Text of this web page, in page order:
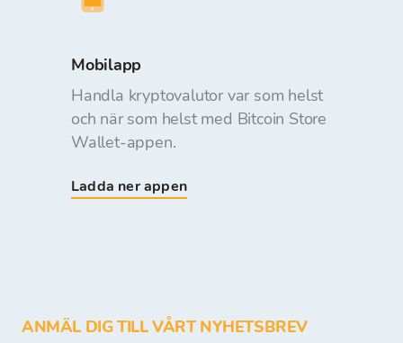
Mobilapp
Handla kryptovalutor var som helst
och när som helst med Bitcoin Store
Wallet-appen.
Ladda ner appen
ANMÄL DIG TILL VÅRT NYHETSBREV